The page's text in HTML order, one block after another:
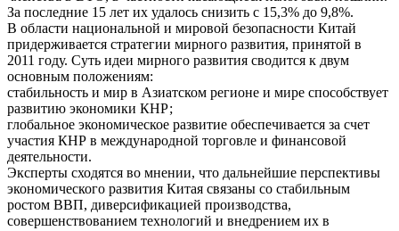
За последние 15 лет их удалось снизить с 15,3% до 9,8%.
В области национальной и мировой безопасности Китай
придерживается стратегии мирного развития, принятой в
2011 году. Суть идеи мирного развития сводится к двум
основным положениям:
стабильность и мир в Азиатском регионе и мире способствует
развитию экономики КНР;
глобальное экономическое развитие обеспечивается за счет
участия КНР в международной торговле и финансовой
деятельности.
Эксперты сходятся во мнении, что дальнейшие перспективы
экономического развития Китая связаны со стабильным
ростом ВВП, диверсификацией производства,
совершенствованием технологий и внедрением их в